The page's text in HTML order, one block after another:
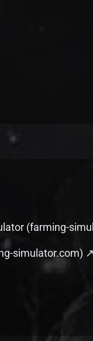
(farming-
simulator.com)